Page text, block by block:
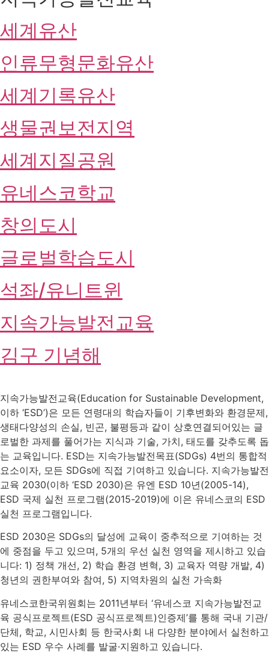
세계유산
인류무형문화유산
세계기록유산
생물권보전지역
세계지질공원
유네스코학교
창의도시
글로벌학습도시
석좌/유니트윈
지속가능발전교육
김구 기념해
지속가능발전교육(Education for Sustainable Development,
이하 ‘ESD’)은 모든 연령대의 학습자들이 기후변화와 환경문제,
생태다양성의 손실, 빈곤, 불평등과 같이 상호연결되어있는 글
로벌한 과제를 풀어가는 지식과 기술, 가치, 태도를 갖추도록 돕
는 교육입니다. ESD는 지속가능발전목표(SDGs) 4번의 통합적
요소이자, 모든 SDGs에 직접 기여하고 있습니다. 지속가능발전
교육 2030(이하 ‘ESD 2030)은 유엔 ESD 10년(2005-14),
ESD 국제 실천 프로그램(2015-2019)에 이은 유네스코의 ESD
실천 프로그램입니다.
ESD 2030은 SDGs의 달성에 교육이 중추적으로 기여하는 것
에 중점을 두고 있으며, 5개의 우선 실천 영역을 제시하고 있습
니다: 1) 정책 개선, 2) 학습 환경 변혁, 3) 교육자 역량 개발, 4)
청년의 권한부여와 참여, 5) 지역차원의 실천 가속화
유네스코한국위원회는 2011년부터 ‘유네스코 지속가능발전교
육 공식프로젝트(ESD 공식프로젝트)인증제’를 통해 국내 기관/
단체, 학교, 시민사회 등 한국사회 내 다양한 분야에서 실천하고
있는 ESD 우수 사례를 발굴·지원하고 있습니다.